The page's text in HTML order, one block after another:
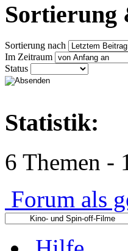
Sortierung
Sortierung nach
Im Zeitraum
Status
Statistik:
6 Themen -
Forum als